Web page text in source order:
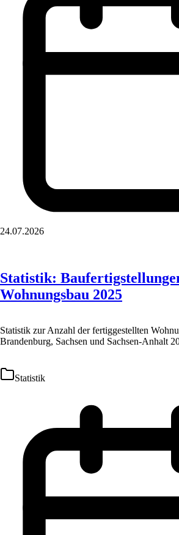
24.07.2026
Statistik:
Wohnungsbau 2025
Statistik zur Anzahl der fertiggestellten
Brandenburg, Sachsen und Sachsen-Anhalt
Statistik